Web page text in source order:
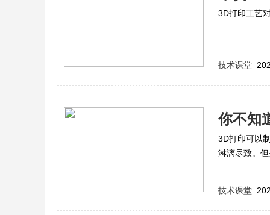
3D打印工艺
技术课堂
你不知
3D打印可以
淋漓尽致。
技术课堂